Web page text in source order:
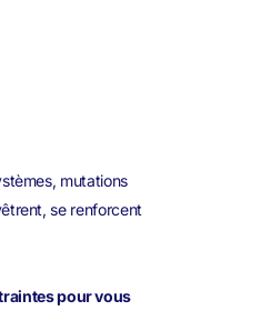
mutations
se renforcent
pour vous